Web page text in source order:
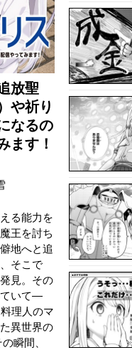
放聖
や祈り
なるの
ます！
る能力を
王を討ち
地へと追
そこで
見。その
ていて―
理人のマ
異世界の
瞬間、